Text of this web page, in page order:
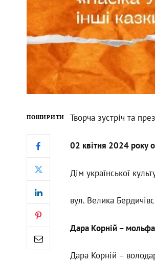
ПОШИРИТИ Творча зустріч та
02 квітня 2024 року
Дім української
вул. Велика
Дара Корній –
Дара Корній –